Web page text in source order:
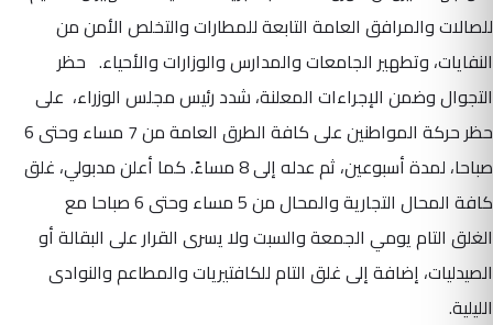
للصالات والمرافق العامة التابعة للمطارات والتخلص الأمن من
النفايات، وتطهير الجامعات والمدارس والوزارات والأحياء. حظر
التجوال وضمن الإجراءات المعلنة، شدد رئيس مجلس الوزراء، على
حظر حركة المواطنين على كافة الطرق العامة من 7 مساء وحتى 6
صباحا، لمدة أسبوعين، ثم عدله إلى 8 مساءً. كما أعلن مدبولي، غلق
كافة المحال التجارية والمحال من 5 مساء وحتى 6 صباحا مع
الغلق التام يومي الجمعة والسبت ولا يسرى القرار على البقالة أو
الصيدليات، إضافة إلى غلق التام للكافتيريات والمطاعم والنوادى
الليلية.